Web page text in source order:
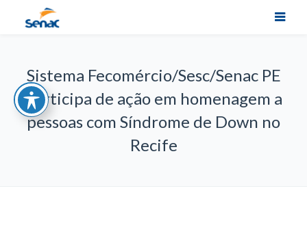
Sistema Fecomércio/Sesc/Senac PE
participa de ação em homenagem a
pessoas com Síndrome de Down no
Recife